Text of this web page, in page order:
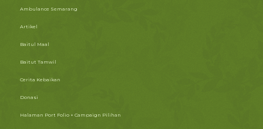
Ambulance Semarang
Artikel
Baitul Maal
Baitut Tamwil
Cerita Kebaikan
Donasi
Halaman Port Folio + Campaign Pilihan